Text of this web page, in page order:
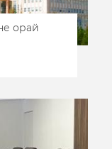
орай